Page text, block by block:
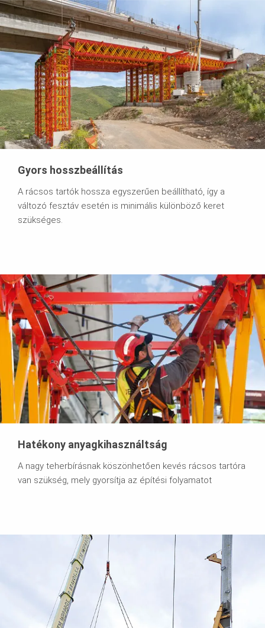
Gyors hosszbeállítás
A rácsos tartók hossza egyszerűen beállítható, így a
változó fesztáv esetén is minimális különböző keret
szükséges.
Hatékony anyagkihasználtság
A nagy teherbírásnak köszönhetően kevés rácsos tartóra
van szükség, mely gyorsítja az építési folyamatot